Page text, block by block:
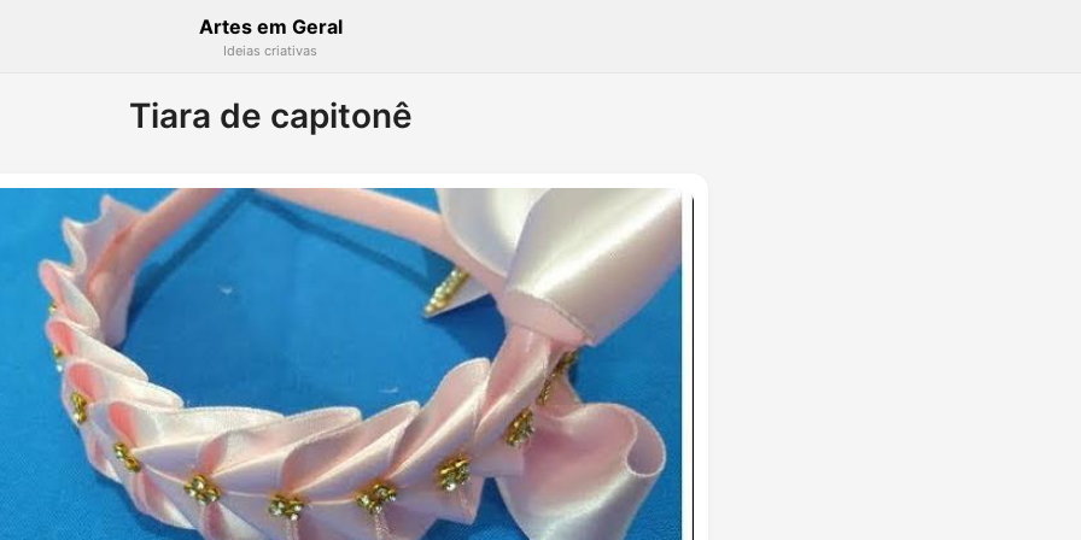
Artes em Geral
Ideias criativas
Tiara de capitonê